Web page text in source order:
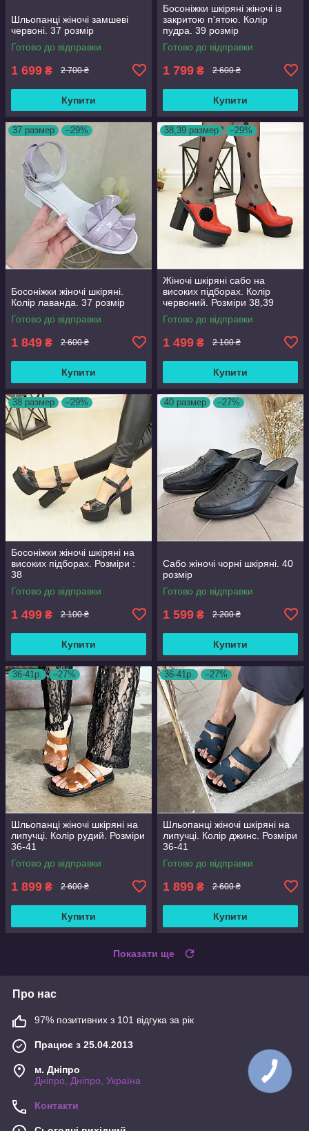
Шльопанці жіночі замшеві
червоні. 37 розмір
Готово до відправки
1 699 ₴ 2 700 ₴
Купити
Босоніжки шкіряні жіночі із
закритою п'ятою. Колір
пудра. 39 розмір
Готово до відправки
1 799 ₴ 2 600 ₴
Купити
37 размер –29%
Босоніжки жіночі шкіряні.
Колір лаванда. 37 розмір
Готово до відправки
1 849 ₴ 2 600 ₴
Купити
38,39 размер –29%
Жіночі шкіряні сабо на
високих підборах. Колір
червоний. Розміри 38,39
Готово до відправки
1 499 ₴ 2 100 ₴
Купити
38 размер –29%
Босоніжки жіночі шкіряні на
високих підборах. Розміри :
38
Готово до відправки
1 499 ₴ 2 100 ₴
Купити
40 размер –27%
Сабо жіночі чорні шкіряні. 40
розмір
Готово до відправки
1 599 ₴ 2 200 ₴
Купити
36-41р. –27%
Шльопанці жіночі шкіряні на
липучці. Колір рудий. Розміри
36-41
Готово до відправки
1 899 ₴ 2 600 ₴
Купити
36-41р. –27%
Шльопанці жіночі шкіряні на
липучці. Колір джинс. Розміри
36-41
Готово до відправки
1 899 ₴ 2 600 ₴
Купити
Показати ще
Про нас
97% позитивних з 101 відгука за рік
Працює з 25.04.2013
м. Дніпро
Дніпро, Дніпро, Україна
Контакти